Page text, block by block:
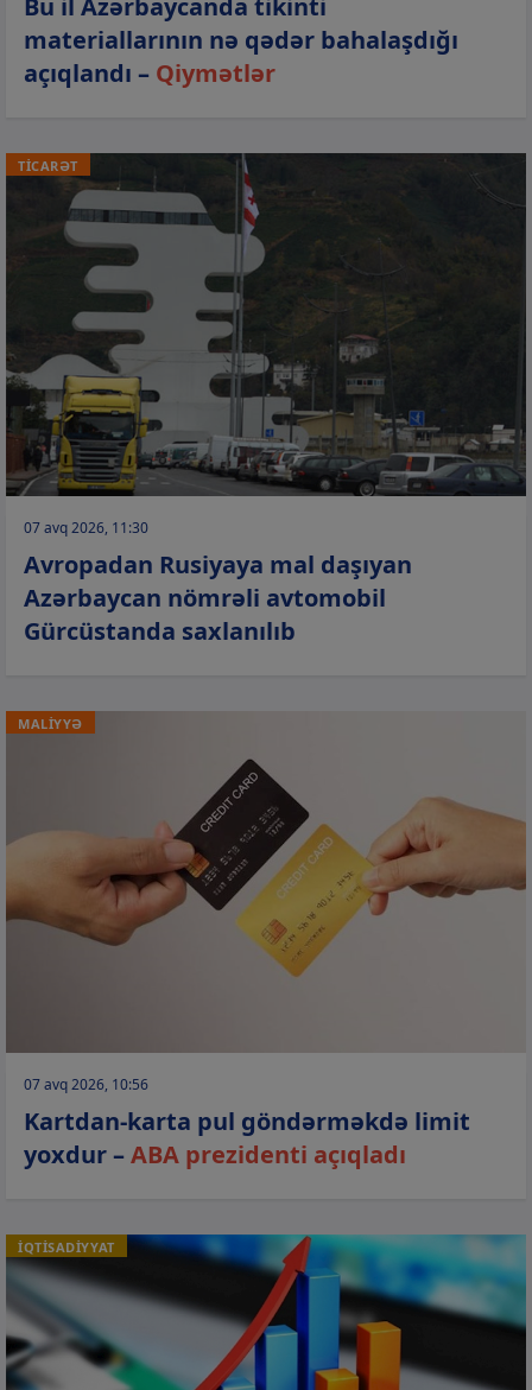
Bu il Azərbaycanda tikinti
materiallarının nə qədər bahalaşdığı
açıqlandı – Qiymətlər
TİCARƏT
07 avq 2026, 11:30
Avropadan Rusiyaya mal daşıyan
Azərbaycan nömrəli avtomobil
Gürcüstanda saxlanılıb
MALİYYƏ
07 avq 2026, 10:56
Kartdan-karta pul göndərməkdə limit
yoxdur –ABA prezidenti açıqladı
İQTİSADİYYAT